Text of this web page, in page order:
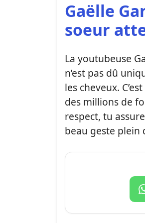
Gaëlle
soeur
La youtubeuse
n’est pas dû
les cheveux.
des millions de
respect, tu
beau geste plein